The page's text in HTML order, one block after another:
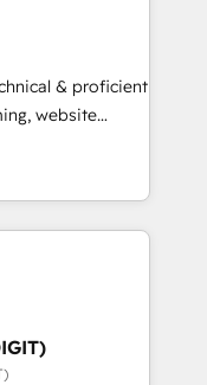
over a
analysis,
Leveraging
on
leads.
& proficient
website
in multi-hub
Impact
🏆2019
🏆2019